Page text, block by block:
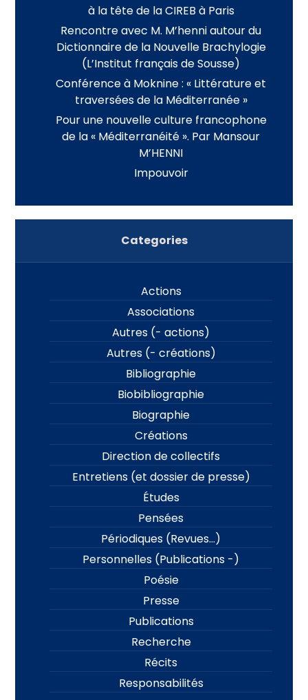
à la tête de la CIREB à Paris
Rencontre avec M. M’henni autour du
Dictionnaire de la Nouvelle Brachylogie
(L’Institut français de Sousse)
Conférence à Moknine : « Littérature et
traversées de la Méditerranée »
Pour une nouvelle culture francophone
de la « Méditerranéité ». Par Mansour
M’HENNI
Impouvoir
Categories
Actions
Associations
Autres (- actions)
Autres (- créations)
Bibliographie
Biobibliographie
Biographie
Créations
Direction de collectifs
Entretiens (et dossier de presse)
Études
Pensées
Périodiques (Revues…)
Personnelles (Publications -)
Poésie
Presse
Publications
Recherche
Récits
Responsabilités